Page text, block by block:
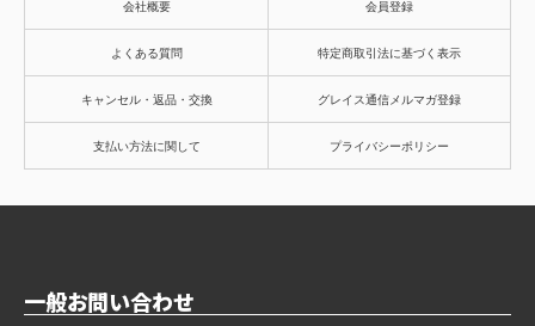
会社概要 会員登録
よくある質問 特定商取引法に基づく表示
キャンセル・返品・交換 グレイス通信メルマガ登録
支払い方法に関して プライバシーポリシー
一般お問い合わせ